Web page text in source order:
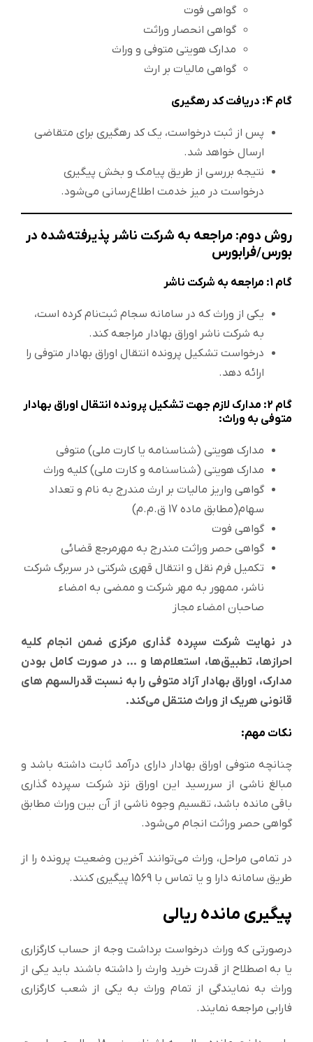
گواهی فوت
گواهی انحصار وراثت
مدارک هویتی متوفی و وراث
گواهی مالیات بر ارث
گام 4: دریافت کد رهگیری
پس از ثبت درخواست، یک کد رهگیری برای متقاضی
ارسال خواهد شد.
نتیجه بررسی از طریق پیامک و بخش پیگیری
درخواست در میز خدمت اطلاع‌رسانی می‌شود.
روش دوم: مراجعه به شرکت ناشر پذیرفته‌شده در
بورس/فرابورس
گام 1: مراجعه به شرکت ناشر
یکی از وراث که در سامانه سجام ثبت‌نام کرده است،
به شرکت ناشر اوراق بهادار مراجعه کند.
درخواست تشکیل پرونده انتقال اوراق بهادار متوفی را
ارائه دهد.
گام 2:
مدارک لازم جهت تشکیل پرونده انتقال اوراق بهادار
متوفی به وراث:
مدارک هویتی (شناسنامه یا کارت ملی) متوفی
مدارک هویتی (شناسنامه و کارت ملی) کلیه وراث
گواهی واریز مالیات بر ارث مندرج به نام و تعداد
سهام(مطابق ماده 17 ق.م.م)
گواهی فوت
گواهی حصر وراثت مندرج به مهرمرجع قضائی
تکمیل فرم نقل و انتقال قهری شرکتی در سربرگ شرکت
ناشر، ممهور به مهر شرکت و ممضی به امضاء
صاحبان امضاء مجاز
در نهایت شرکت سپرده گذاری مرکزی ضمن انجام کلیه
احراز‌ها، تطبیق‌ها، استعلام‌ها و … در صورت کامل بودن
مدارک، اوراق بهادار آزاد متوفی را به نسبت قدرالسهم ‌های
قانونی هریک از وراث منتقل می‌کند.
نکات مهم:
چنانچه متوفی اوراق بهادار دارای درآمد ثابت داشته باشد و
مبالغ ناشی از سررسید این اوراق نزد شرکت سپرده گذاری
باقی مانده باشد، تقسیم وجوه ناشی از آن بین وراث مطابق
گواهی حصر وراثت انجام می‌شود.
در تمامی مراحل، وراث می‌توانند آخرین وضعیت پرونده را از
طریق سامانه دارا و یا تماس با 1569 پیگیری کنند.
پیگیری مانده ریالی
درصورتی که وراث درخواست برداشت وجه از حساب کارگزاری
یا به اصطلاح از قدرت خرید وارث را داشته باشند باید یکی از
وراث به نمایندگی از تمام وراث به یکی از شعب کارگزاری
فارابی مراجعه نمایند.